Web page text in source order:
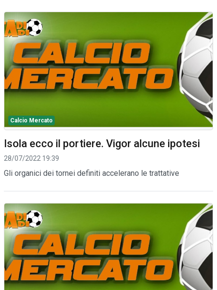
Calcio Mercato
Isola ecco il portiere. Vigor alcune ipotesi
28/07/2022 19:39
Gli organici dei tornei definiti accelerano le trattative